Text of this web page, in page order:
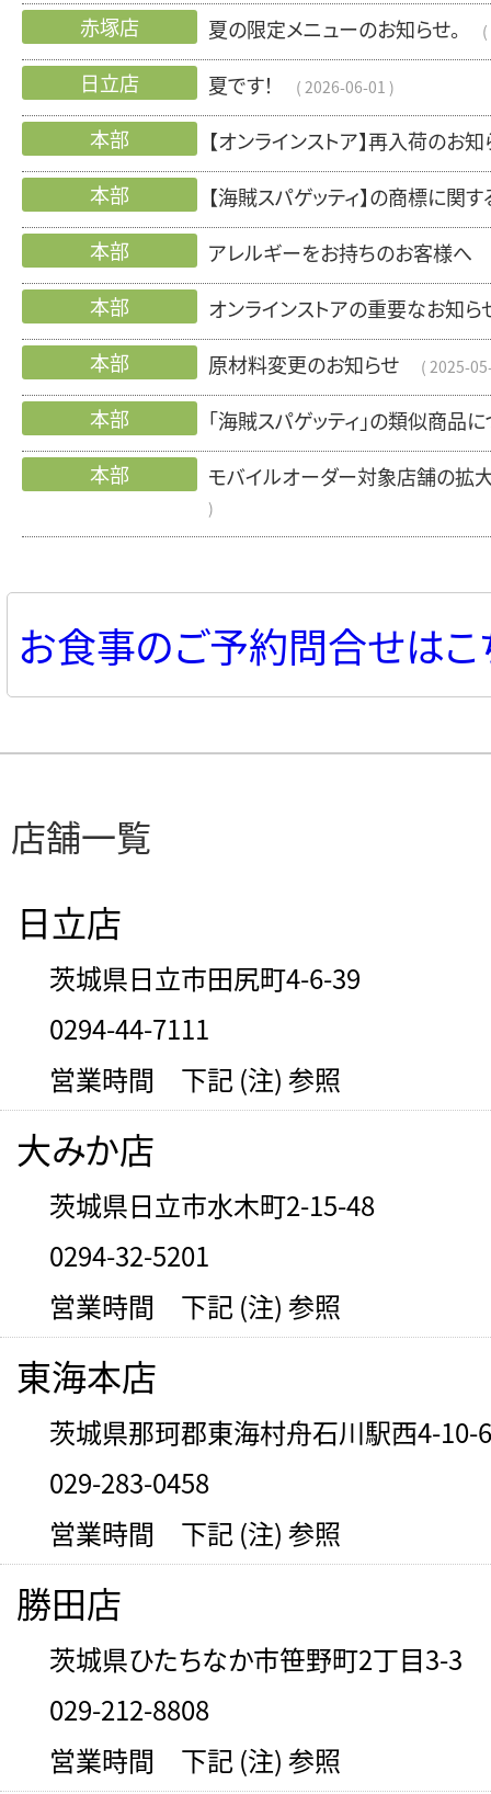
赤塚店
夏の限定メニューのお知らせ。
日立店
夏です！ 2026-06-01
本部
【オンラインストア】再入荷のお知
本部
【海賊スパゲッティ】の商標に関
本部
アレルギーをお持ちのお客様へ
本部
オンラインストアの重要なお知ら
本部
原材料変更のお知らせ 2025-
本部
「海賊スパゲッティ」の類似商品
本部
モバイルオーダー対象店舗の拡
お食事のご予約問合せはこ
店舗一覧
日立店
茨城県日立市田尻町4-6-39
0294-44-7111
営業時間 下記 (注) 参照
大みか店
茨城県日立市水木町2-15-48
0294-32-5201
営業時間 下記 (注) 参照
東海本店
茨城県那珂郡東海村舟石川駅西4-10-6
029-283-0458
営業時間 下記 (注) 参照
勝田店
茨城県ひたちなか市笹野町2丁目3-3
029-212-8808
営業時間 下記 (注) 参照